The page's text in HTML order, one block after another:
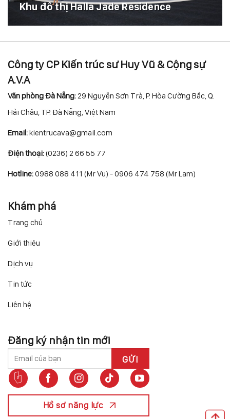
Khu đô thị Halla Jade Residence
Công ty CP Kiến trúc sư Huy Vũ & Cộng sự
A.V.A
Văn phòng Đà Nẵng:29 Nguyễn Sơn Trà, P. Hòa Cường Bắc, Q.
Hải Châu, TP. Đà Nẵng, Việt Nam
Email:kientrucava@gmail.com
Điện thoại:(0236) 2 66 55 77
Hotline:0988 088 411 (Mr Vu) - 0906 474 758 (Mr Lam)
Khám phá
Trang chủ
Giới thiệu
Dịch vụ
Tin tức
Liên hệ
Đăng ký nhận tin mới
Hồ sơ năng lực